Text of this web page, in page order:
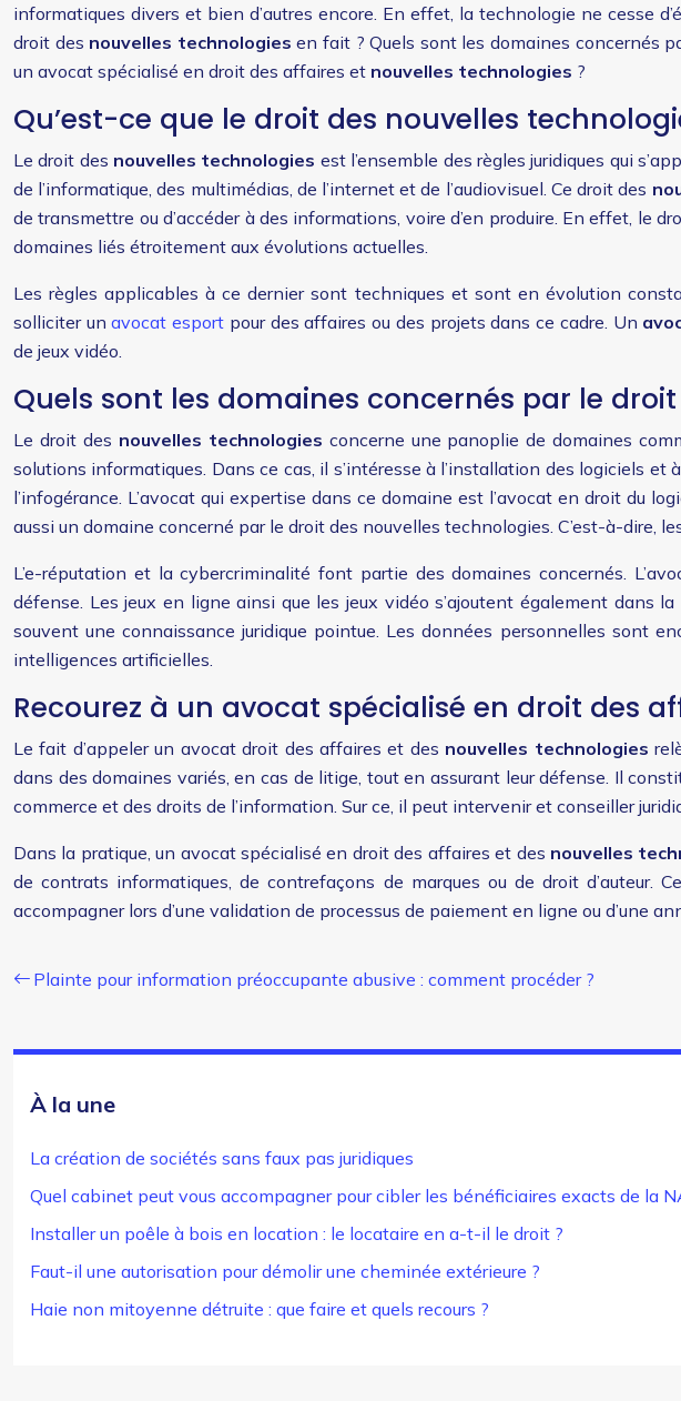
informatiques divers et bien d’autres encore. En effet, la technologie ne cesse
droit des nouvelles technologies en fait ? Quels sont les domaines concernés
un avocat spécialisé en droit des affaires et nouvelles technologies ?
Qu’est-ce que le droit des nouvelles
Le droit des nouvelles technologies est l’ensemble des règles juridiques qui
de l’informatique, des multimédias, de l’internet et de l’audiovisuel. Ce droit des
de transmettre ou d’accéder à des informations, voire d’en produire. En effet, le
domaines liés étroitement aux évolutions actuelles.
Les règles applicables à ce dernier sont techniques et sont en évolution
solliciter unavocat esport pour des affaires ou des projets dans ce cadre. Un
de jeux vidéo.
Quels sont les domaines concernés par le
Le droit des nouvelles technologies concerne une panoplie de domaines
solutions informatiques. Dans ce cas, il s’intéresse à l’installation des logiciels
l’infogérance. L’avocat qui expertise dans ce domaine est l’avocat en droit du
aussi un domaine concerné par le droit des nouvelles technologies. C’est-à-
L’e-réputation et la cybercriminalité font partie des domaines concernés.
défense. Les jeux en ligne ainsi que les jeux vidéo s’ajoutent également dans
souvent une connaissance juridique pointue. Les données personnelles sont
intelligences artificielles.
Recourez à un avocat spécialisé en droit des
Le fait d’appeler un avocat droit des affaires et des nouvelles technologies
dans des domaines variés, en cas de litige, tout en assurant leur défense. Il
commerce et des droits de l’information. Sur ce, il peut intervenir et conseiller
Dans la pratique, un avocat spécialisé en droit des affaires et des nouvelles
de contrats informatiques, de contrefaçons de marques ou de droit
accompagner lors d’une validation de processus de paiement en ligne ou d’une
Plainte pour information préoccupante abusive : comment procéder ?
À la une
La création de sociétés sans faux pas juridiques
Quel cabinet peut vous accompagner pour cibler les bénéficiaires exacts de la
Installer un poêle à bois en location : le locataire en a-t-il le droit ?
Faut-il une autorisation pour démolir une cheminée extérieure ?
Haie non mitoyenne détruite : que faire et quels recours ?